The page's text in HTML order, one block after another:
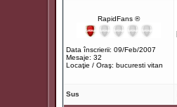
RapidFans ®
Data înscrierii: 09/Feb/2007
Mesaje: 32
Locaţie / Oraş: bucuresti vitan
Sus